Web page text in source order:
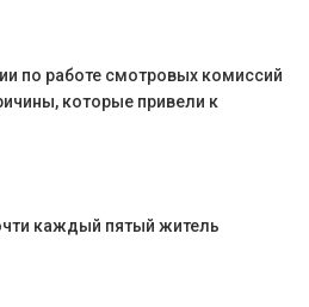
по работе смотровых комиссий
которые привели к
каждый пятый житель